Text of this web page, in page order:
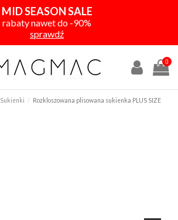
MID SEASON SALE
rabaty nawet do -90%
sprawdź
0
Sukienki
Rozkloszowana plisowana sukienka PLUS SIZE